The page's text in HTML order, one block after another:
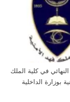
النهائي في كلية الملك
بوزارة الداخلية